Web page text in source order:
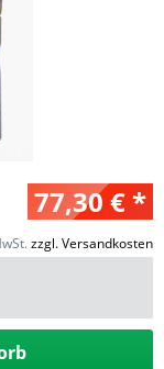
77,30 € *
zzgl. Versandkosten